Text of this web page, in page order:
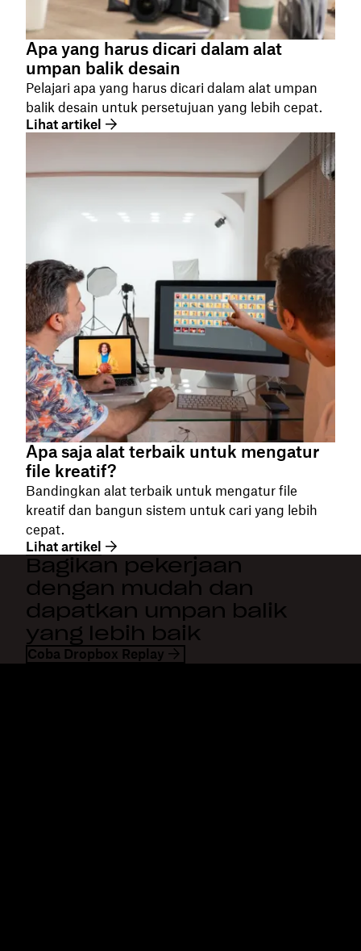
Apa yang harus dicari dalam alat
umpan balik desain
Pelajari apa yang harus dicari dalam alat umpan
balik desain untuk persetujuan yang lebih cepat.
Lihat artikel
Apa saja alat terbaik untuk mengatur
file kreatif?
Bandingkan alat terbaik untuk mengatur file
kreatif dan bangun sistem untuk cari yang lebih
cepat.
Lihat artikel
Bagikan pekerjaan
dengan mudah dan
dapatkan umpan balik
yang lebih baik
Coba Dropbox Replay